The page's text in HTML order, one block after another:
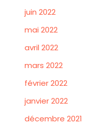
juin 2022
mai 2022
avril 2022
mars 2022
février 2022
janvier 2022
décembre 2021